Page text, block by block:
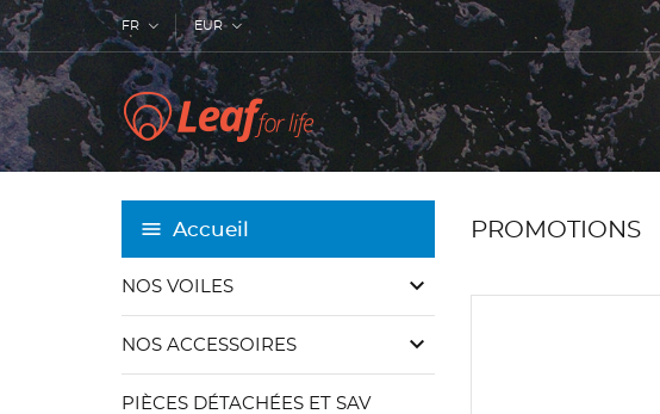
FR EUR
Accueil
NOS VOILES keyboard_arrow_down
NOS ACCESSOIRES keyboard_arrow_down
PIÈCES DÉTACHÉES ET SAV
PROMOTIONS